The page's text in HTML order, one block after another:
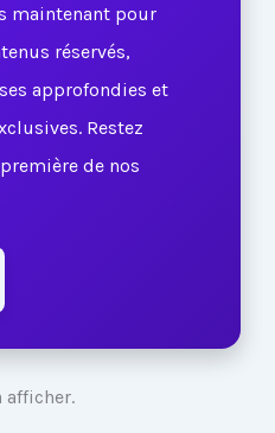
maintenant pour
réservés,
approfondies et
Restez
de nos
afficher.